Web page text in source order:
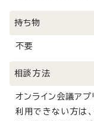
持ち物
不要
相談方法
オンライン会議アプ
利用できない方は